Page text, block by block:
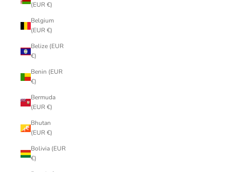
(EUR €)
Belgium
(EUR €)
Belize (EUR
€)
Benin (EUR
€)
Bermuda
(EUR €)
Bhutan
(EUR €)
Bolivia (EUR
€)